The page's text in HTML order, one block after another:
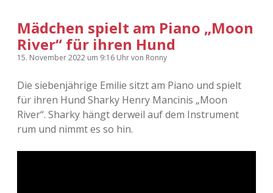
KFMW-Disco
kfmw.stuff
Kopfkinomusik
Nur mal so
Contact
Adventskalender
Adventskalender 2010
Adventskalender 2011
facebook
instagram
rss soundcloud
vimeoBluesky
Mädchen spielt am Piano „Moon
River“ für ihren Hund
15. November 2022 um 9:16 Uhrvon Ronny
Die siebenjährige Emilie sitzt am Piano und spielt
für ihren Hund Sharky Henry Mancinis „Moon
River“. Sharky hängt derweil auf dem Instrument
rum und nimmt es so hin.